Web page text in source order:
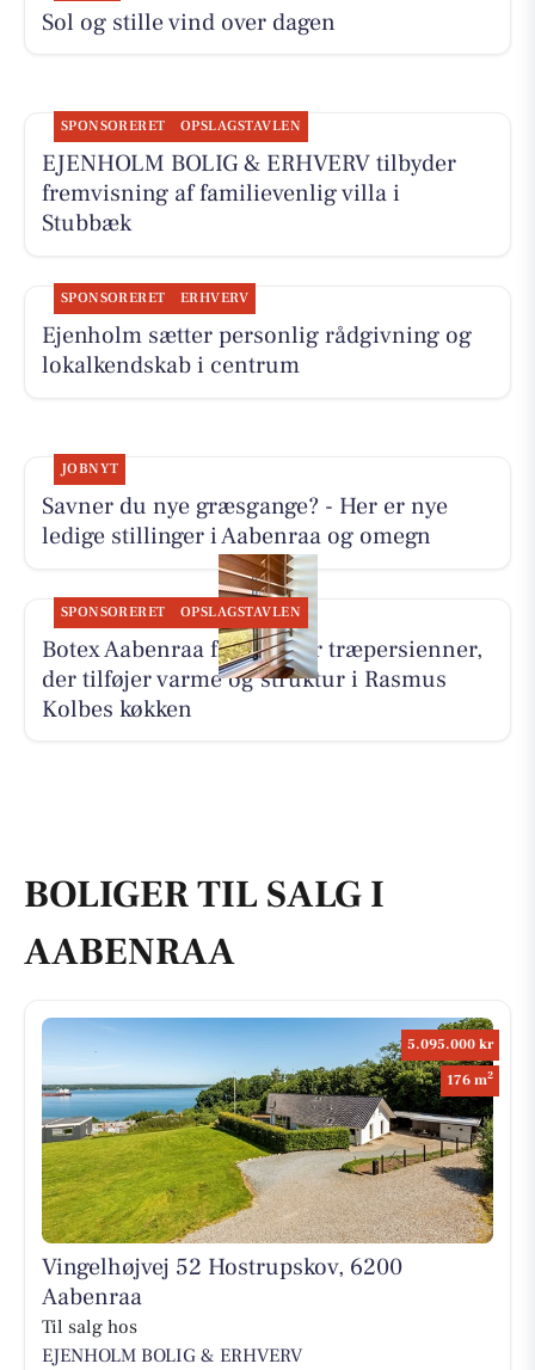
Sol og stille vind over dagen
SPONSORERET OPSLAGSTAVLEN
EJENHOLM BOLIG & ERHVERV tilbyder
fremvisning af familievenlig villa i
Stubbæk
SPONSORERET ERHVERV
Ejenholm sætter personlig rådgivning og
lokalkendskab i centrum
JOBNYT
Savner du nye græsgange? - Her er nye
ledige stillinger i Aabenraa og omegn
SPONSORERET OPSLAGSTAVLEN
Botex Aabenraa fremhæver træpersienner,
der tilføjer varme og struktur i Rasmus
Kolbes køkken
BOLIGER TIL SALG I
AABENRAA
5.095.000 kr
176 m2
Vingelhøjvej 52 Hostrupskov, 6200
Aabenraa
Til salg hos
EJENHOLM BOLIG & ERHVERV